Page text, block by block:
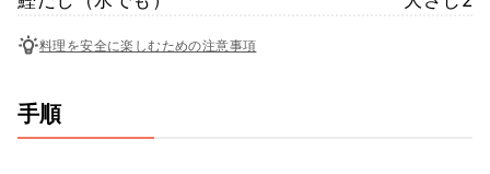
料理を安全に楽しむための注意事項
手順